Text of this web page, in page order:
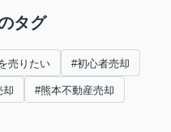
タグ
売りたい #初心者売却
却 #熊本不動産売却